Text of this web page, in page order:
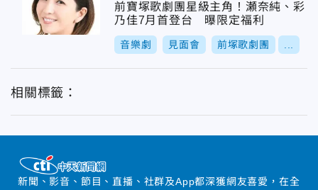
前寶塚歌劇團星級主角！瀬奈純、彩
乃佳7月首登台 曝限定福利
音樂劇 見面會 前塚歌劇團
相關標籤：
新聞、影音、節目、直播、社群及App都深獲網友喜愛，在全